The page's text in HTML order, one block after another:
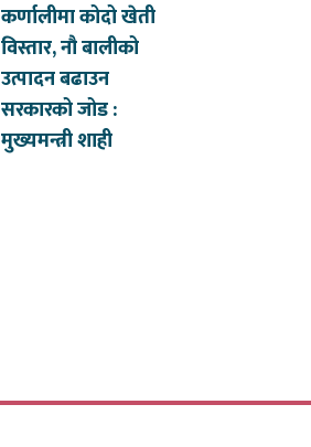
कर्णालीमा कोदो खेती
विस्तार, नौ बालीको
उत्पादन बढाउन
सरकारको जोड :
मुख्यमन्त्री शाही